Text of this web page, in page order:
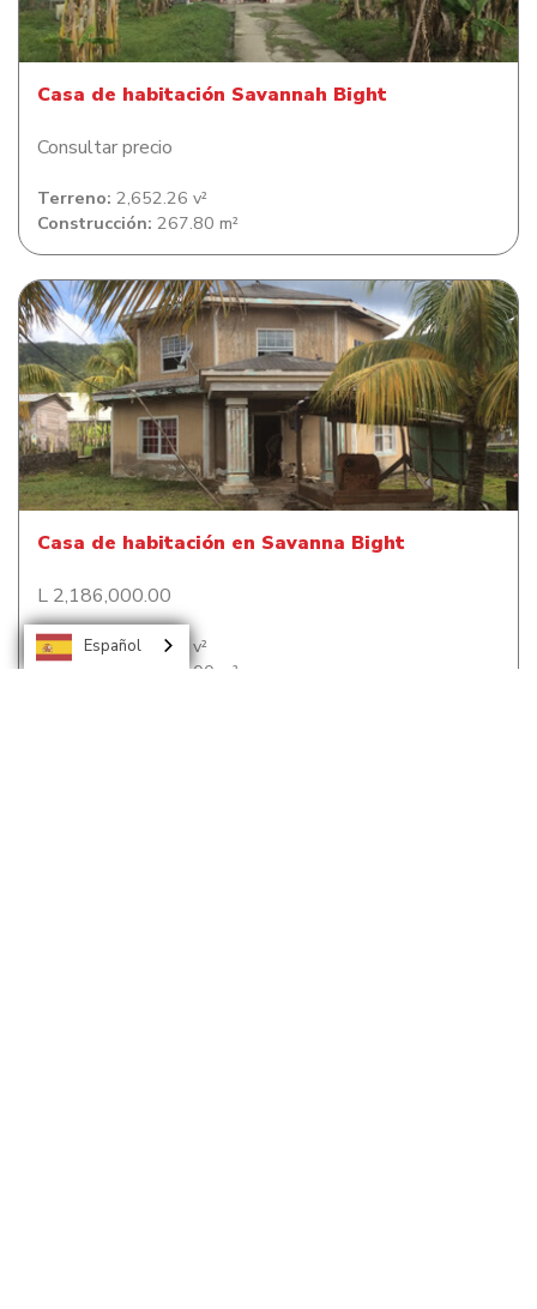
Casa de habitación Savannah Bight
Consultar precio
Terreno: 2,652.26 v²
Construcción: 267.80 m²
Casa de habitación en Savanna Bight
Casa de habitación en Savanna Bight
L 2,186,000.00
Terreno:1,354.70 v²
230.00 m²
Español